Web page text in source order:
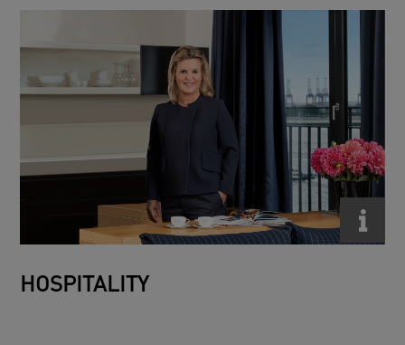
HOSPITALITY